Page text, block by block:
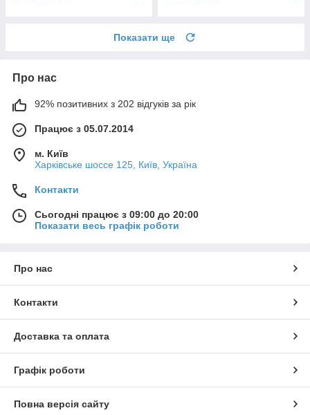
Показати ще
Про нас
92% позитивних з 202 відгуків за рік
Працює з 05.07.2014
м. Київ
Харківське шоссе 125, Київ, Україна
Контакти
Сьогодні працює з 09:00 до 20:00
Показати весь графік роботи
Про нас
Контакти
Доставка та оплата
Графік роботи
Повна версія сайту